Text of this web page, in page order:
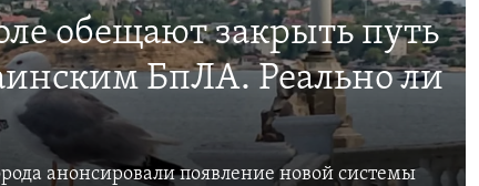
обещают закрыть путь
БпЛА. Реально ли
анонсировали появление новой системы